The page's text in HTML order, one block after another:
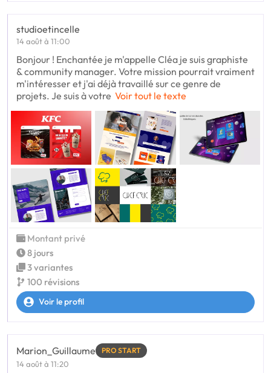
studioetincelle
14 août à 11:00
Bonjour ! Enchantée je m'appelle Cléa je suis graphiste
& community manager. Votre mission pourrait vraiment
m'intéresser et j'ai déjà travaillé sur ce genre de
projets. Je suis à votre Voir tout le texte
Montant privé
8 jours
3 variantes
100 révisions
Voir le profil
Marion_Guillaume PRO START
14 août à 11:20